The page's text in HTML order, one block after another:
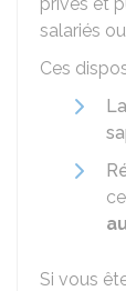
salariés
Ces
Si vous